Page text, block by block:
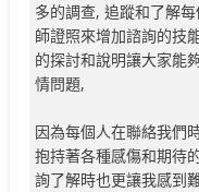
多的調查, 追蹤和了解
師證照來增加諮詢的技
的探討和說明讓大家能
情問題,
因為每個人在聯絡我們
抱持著各種感傷和期待
詢了解時也更讓我感到